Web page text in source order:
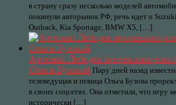
в страну сразу несколько моделей
покинули авторынок РФ, речь идет о
Outback, Kia Sportage, BMW X5, […]
Артемий Лебедев
Ольги Бузовой Пару дней назад
телеведущая и певица Ольга Бузова
в своих соцсетях. Она отметила, что игру
исторически […]